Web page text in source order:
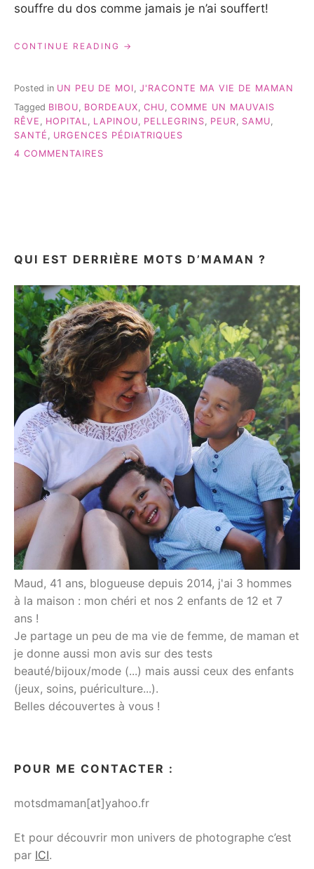
souffre du dos comme jamais je n’ai souffert!
CONTINUE READING « COMME
RÊVE…
Posted in UN PEU DE MOI, J'RACONTE MA VIE DE MAMAN
Tagged BIBOU BORDEAUX CHU COMME UN MAUVAIS
RÊVE
HOPITAL LAPINOU PELLEGRINS PEUR SAMU
SANTÉ
URGENCES PÉDIATRIQUES
4 COMMENTAIRES
QUI EST DERRIÈRE MOTS D’MAMAN ?
Maud, 41 ans, blogueuse depuis 2014, j'ai 3 hommes
à la maison : mon chéri et nos 2 enfants de 12 et 7
ans !
Je partage un peu de ma vie de femme, de maman et
je donne aussi mon avis sur des tests
beauté/bijoux/mode (...) mais aussi ceux des enfants
(jeux, soins, puériculture...).
Belles découvertes à vous !
POUR ME CONTACTER :
motsdmaman[at]yahoo.fr
Et pour découvrir mon univers de photographe c’est
par ICI.